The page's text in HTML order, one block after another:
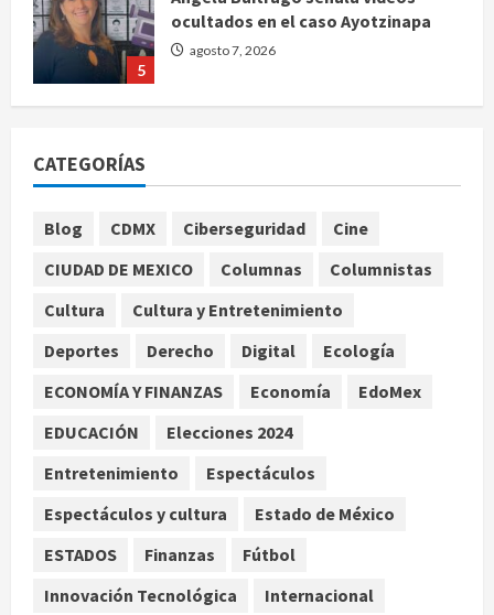
Charlotte FC vs Atlas: Fecha,
horario y canal para ver el partido
de la Leagues Cup 2026
2
Gustavo Petro tras cuatro años de
agosto 7, 2026
3
Hijos de presidentes bajo escrutinio
institucional en Brasil, Guinea
Ecuatorial, Angola y EE.UU.
Investiga Cofepris posible vínculo
de chiles jalapeños mexicanos con
agosto 7, 2026
Ángela Buitrago señala videos
CATEGORÍAS
Blog CDMX Ciberseguridad
Cine
CIUDAD DE MEXICO
Columnas
Columnistas
Cultura
Cultura y Entretenimiento
Deportes
Derecho Digital
Ecología
ECONOMÍA Y FINANZAS
Economía
EdoMex
EDUCACIÓN
Elecciones 2024
Entretenimiento
Espectáculos
Espectáculos y cultura
Estado de México
ESTADOS
Finanzas
Fútbol
Innovación Tecnológica
Internacional